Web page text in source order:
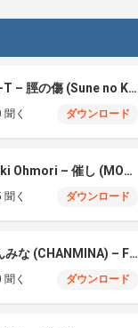
REAL-T – 脛の傷 (Sune no Kizu)
聞く ダウンロード
Motoki Ohmori – 催し (MOYOOSHI)
聞く ダウンロード
ちゃんみな (CHANMINA) – FLIP FLAP
聞く ダウンロード